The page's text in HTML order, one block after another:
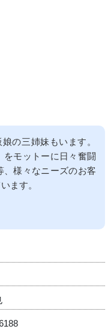
の三姉妹もいます。
をモットーに日々奮闘
、様々なニーズのお客
ます。